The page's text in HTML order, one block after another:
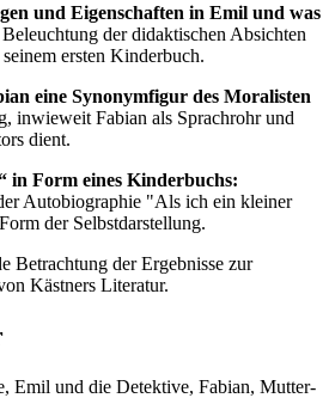
und Eigenschaften in Emil und was
Beleuchtung der didaktischen Absichten
ersten Kinderbuch.
eine Synonymfigur des Moralisten
inwieweit Fabian als Sprachrohr und
dient.
in Form eines Kinderbuchs:
Autobiographie "Als ich ein kleiner
der Selbstdarstellung.
Betrachtung der Ergebnisse zur
Kästners Literatur.
Emil und die Detektive, Fabian, Mutter-